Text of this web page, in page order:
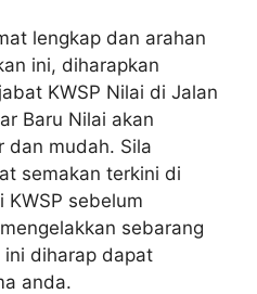
lengkap dan arahan
ini, diharapkan
KWSP Nilai di Jalan
Baru Nilai akan
dan mudah. Sila
semakan terkini di
KWSP sebelum
sebarang
ini diharap dapat
anda.